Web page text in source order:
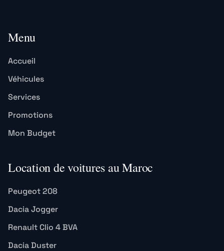
Menu
Accueil
Véhicules
Services
Promotions
Mon Budget
Location de voitures au Maroc
Peugeot 208
Dacia Jogger
Renault Clio 4 BVA
Dacia Duster